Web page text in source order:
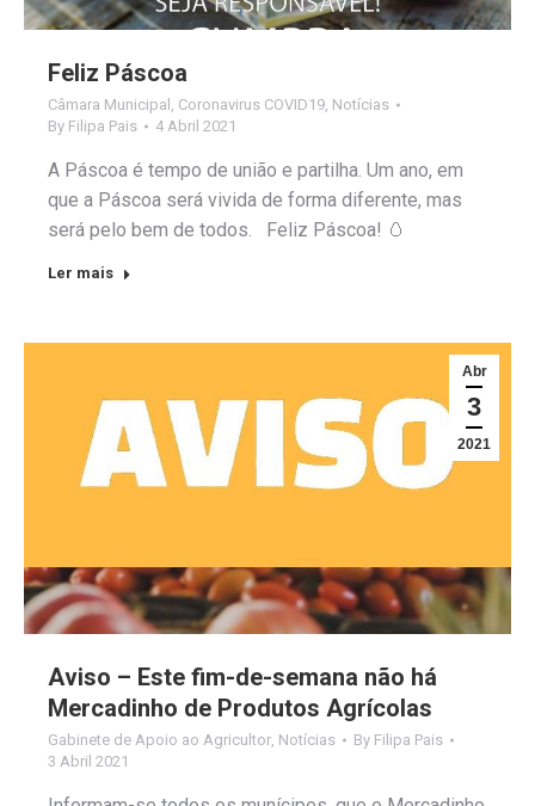
Feliz Páscoa
Câmara Municipal , Coronavirus COVID19, Notícias
By Filipa Pais 4 Abril 2021
A Páscoa é tempo de união e partilha. Um ano, em
que a Páscoa será vivida de forma diferente, mas
será pelo bem de todos. Feliz Páscoa! 🥚
Ler mais
Abr
3
2021
Aviso – Este fim-de-semana não há
Mercadinho de Produtos Agrícolas
Gabinete de Apoio ao Agricultor, Notícias By Filipa Pais
3 Abril 2021